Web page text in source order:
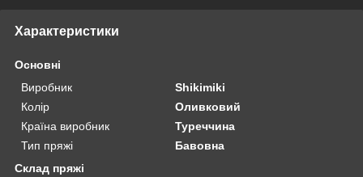
Характеристики
Основні
Виробник
Shikimiki
Колір
Оливковий
Країна виробник
Туреччина
Тип пряжі
Бавовна
Склад пряжі